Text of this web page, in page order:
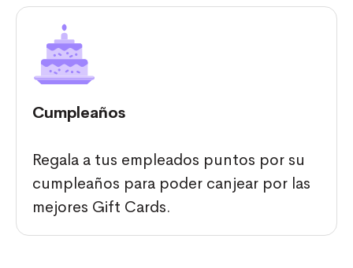
Cumpleaños
Regala a tus empleados puntos por su
cumpleaños para poder canjear por las
mejores Gift Cards.